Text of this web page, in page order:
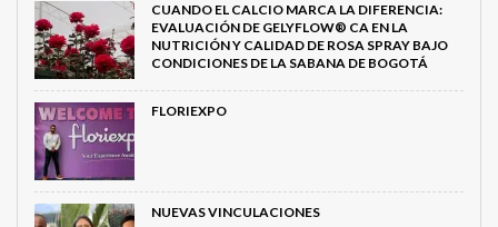
CUANDO EL CALCIO MARCA LA DIFERENCIA:
EVALUACIÓN DE GELYFLOW® CA EN LA
NUTRICIÓN Y CALIDAD DE ROSA SPRAY BAJO
CONDICIONES DE LA SABANA DE BOGOTÁ
FLORIEXPO
NUEVAS VINCULACIONES